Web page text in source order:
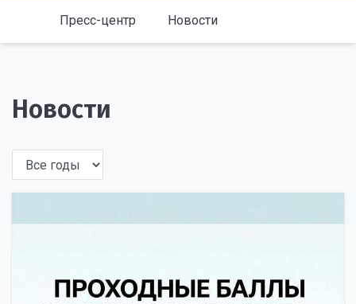
Пресс-центр Новости
Новости